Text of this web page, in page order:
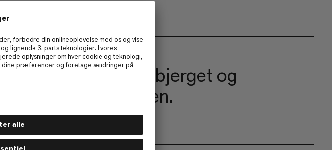
Det, du elsker mest ved freeride
Forbindelsen med bjerget og
bevægelsesfriheden.